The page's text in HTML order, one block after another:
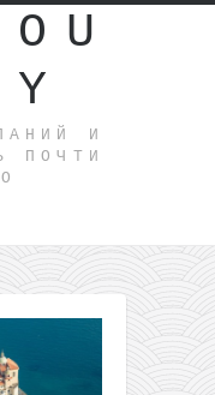
И
ПОЧТИ
от Wizz
из